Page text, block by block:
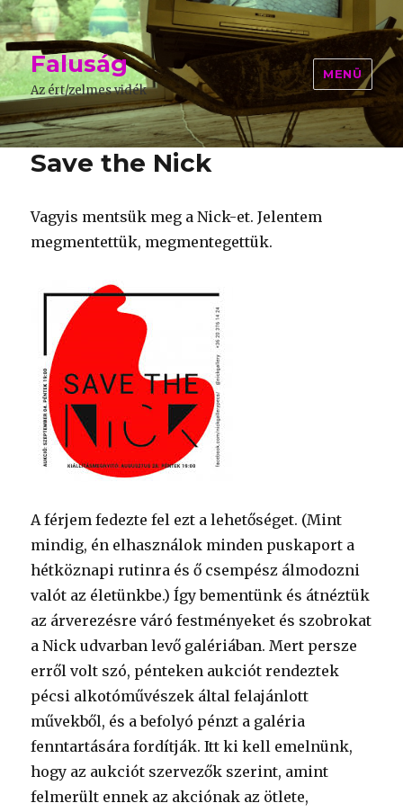
Faluság
Az ért/zelmes vidék
MENÜ
Save the Nick
Vagyis mentsük meg a Nick-et. Jelentem
megmentettük, megmentegettük.
A férjem fedezte fel ezt a lehetőséget. (Mint
mindig, én elhasználok minden puskaport a
hétköznapi rutinra és ő csempész álmodozni
valót az életünkbe.) Így bementünk és átnéztük
az árverezésre váró festményeket és szobrokat
a Nick udvarban levő galériában. Mert persze
erről volt szó, pénteken aukciót rendeztek
pécsi alkotóművészek által felajánlott
művekből, és a befolyó pénzt a galéria
fenntartására fordítják. Itt ki kell emelnünk,
hogy az aukciót szervezők szerint, amint
felmerült ennek az akciónak az ötlete,